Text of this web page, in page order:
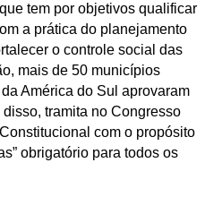
tem por objetivos qualificar
a prática do planejamento
o controle social das
mais de 50 municípios
América do Sul aprovaram
tramita no Congresso
com o propósito
obrigatório para todos os